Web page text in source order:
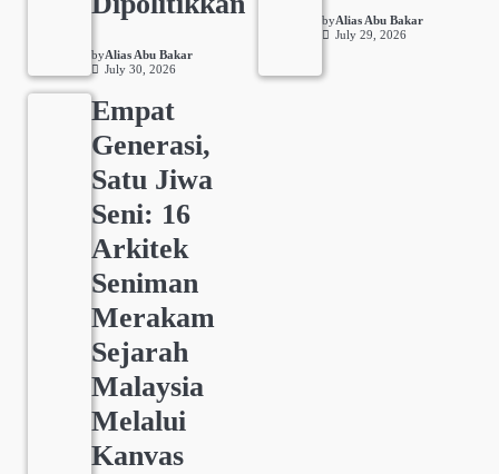
byAlias Abu Bakar
July 30, 2026
byAlias Abu Bakar
July 29, 2026
Empat
Generasi,
Satu Jiwa
Seni: 16
Arkitek
Seniman
Merakam
Sejarah
Malaysia
Melalui
Kanvas